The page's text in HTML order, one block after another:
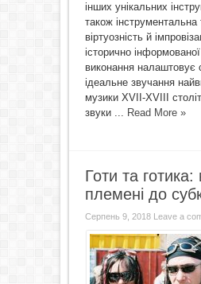
інших унікальних
також інструментальна
віртуозність й
історично
виконання налаштовує
ідеальне звучання
музики XVII-XVIII
звуки ... Read More »
Готи та готика:
племені до
Серпень 9, 2018 Leave a